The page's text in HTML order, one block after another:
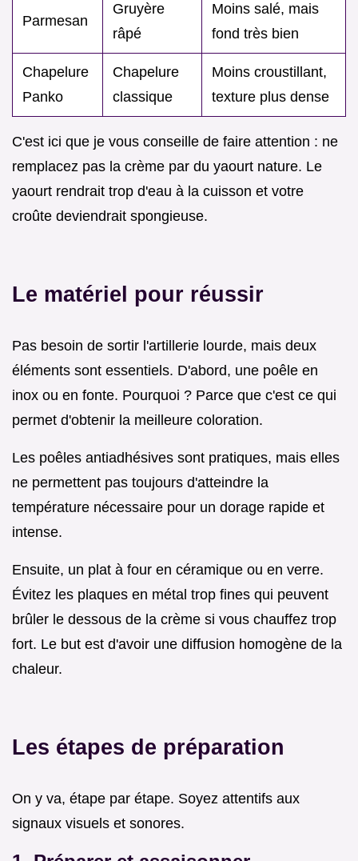
Parmesan
Gruyère
râpé
Moins salé, mais
fond très bien
Chapelure
Panko
Chapelure
classique
Moins croustillant,
texture plus dense
C'est ici que je vous conseille de faire attention : ne
remplacez pas la crème par du yaourt nature. Le
yaourt rendrait trop d'eau à la cuisson et votre
croûte deviendrait spongieuse.
Le matériel pour réussir
Pas besoin de sortir l'artillerie lourde, mais deux
éléments sont essentiels. D'abord, une poêle en
inox ou en fonte. Pourquoi ? Parce que c'est ce qui
permet d'obtenir la meilleure coloration.
Les poêles antiadhésives sont pratiques, mais elles
ne permettent pas toujours d'atteindre la
température nécessaire pour un dorage rapide et
intense.
Ensuite, un plat à four en céramique ou en verre.
Évitez les plaques en métal trop fines qui peuvent
brûler le dessous de la crème si vous chauffez trop
fort. Le but est d'avoir une diffusion homogène de la
chaleur.
Les étapes de préparation
On y va, étape par étape. Soyez attentifs aux
signaux visuels et sonores.